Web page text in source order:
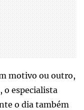
motivo ou outro,
especialista
o dia também